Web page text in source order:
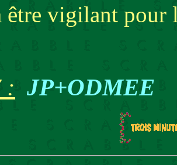
être vigilant pour
: JP+ODMEE